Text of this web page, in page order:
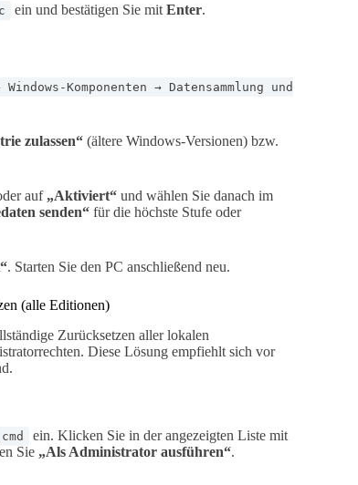
ein und bestätigen Sie mit Enter.
Komponenten → Datensammlung und
zulassen“ (ältere Windows-Versionen) bzw.
auf „Aktiviert“ und wählen Sie danach im
senden“ für die höchste Stufe oder
. Starten Sie den PC anschließend neu.
(alle Editionen)
Zurücksetzen aller lokalen
Diese Lösung empfiehlt sich vor
cmd
ein. Klicken Sie in der angezeigten Liste mit
Sie „Als Administrator ausführen“.